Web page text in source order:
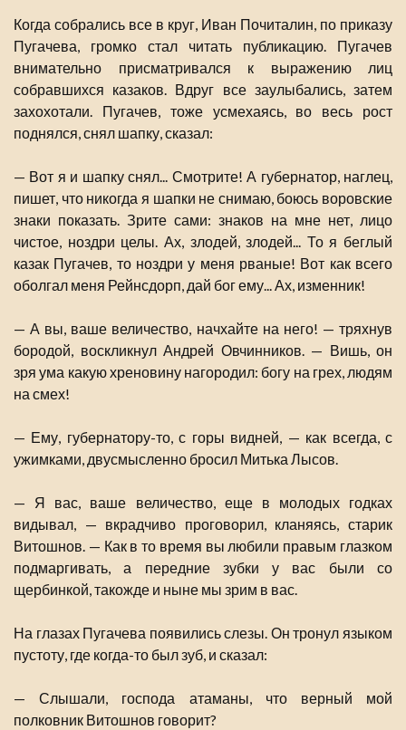
Когда собрались все в круг, Иван Почиталин, по приказу
Пугачева, громко стал читать публикацию. Пугачев
внимательно присматривался к выражению лиц
собравшихся казаков. Вдруг все заулыбались, затем
захохотали. Пугачев, тоже усмехаясь, во весь рост
поднялся, снял шапку, сказал:
— Вот я и шапку снял... Смотрите! А губернатор, наглец,
пишет, что никогда я шапки не снимаю, боюсь воровские
знаки показать. Зрите сами: знаков на мне нет, лицо
чистое, ноздри целы. Ах, злодей, злодей... То я беглый
казак Пугачев, то ноздри у меня рваные! Вот как всего
оболгал меня Рейнсдорп, дай бог ему... Ах, изменник!
— А вы, ваше величество, начхайте на него! — тряхнув
бородой, воскликнул Андрей Овчинников. — Вишь, он
зря ума какую хреновину нагородил: богу на грех, людям
на смех!
— Ему, губернатору-то, с горы видней, — как всегда, с
ужимками, двусмысленно бросил Митька Лысов.
— Я вас, ваше величество, еще в молодых годках
видывал, — вкрадчиво проговорил, кланяясь, старик
Витошнов. — Как в то время вы любили правым глазком
подмаргивать, а передние зубки у вас были со
щербинкой, такожде и ныне мы зрим в вас.
На глазах Пугачева появились слезы. Он тронул языком
пустоту, где когда-то был зуб, и сказал:
— Слышали, господа атаманы, что верный мой
полковник Витошнов говорит?